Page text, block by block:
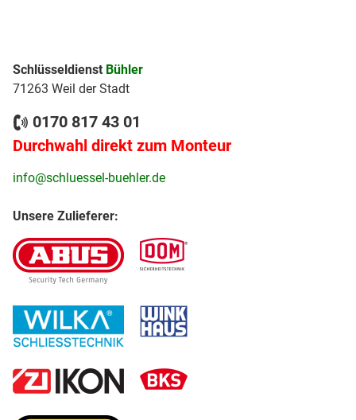
Schlüsseldienst Bühler
71263 Weil der Stadt
0170 817 43 01
Durchwahl direkt zum Monteur
info@schluessel-buehler.de
Unsere Zulieferer: